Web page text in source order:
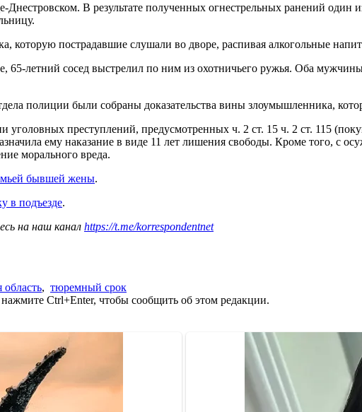
Днестровском. В результате полученных огнестрельных ранений
которую пострадавшие слушали во дворе, распивая алкогольные
65-летний сосед выстрелил по ним из охотничьего ружья. Оба
полиции были собраны доказательства вины злоумышленника,
преступлений, предусмотренных ч. 2 ст. 15 ч. 2 ст. 115
ему наказание в виде 11 лет лишения свободы. Кроме того, с
морального вреда.
бывшей жены.
в подъезде.
на наш канал https://t.me/korrespondentnet
область, тюремный срок
Ctrl+Enter, чтобы сообщить об этом редакции.